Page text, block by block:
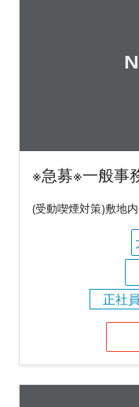
※急募※一般事
(受動喫煙対策)敷地
正社員